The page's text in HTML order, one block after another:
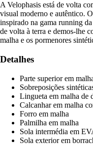
A Velophasis está de volta
visual moderno e autêntico.
inspirado na gama running
de volta à terra e demos-lhe
malha e os pormenores
Detalhes
Parte superior em
Sobreposições
Lingueta em malha de
Calcanhar em malha
Forro em malha
Palmilha em malha
Sola intermédia em
Sola exterior em